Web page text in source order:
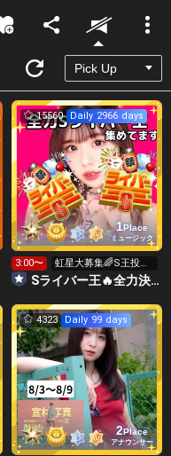
Unmute
1Place
ミュージック
15560 Daily 2966 days
3:00〜
虹星大募集🌈S王投げ
れます👑👑👑
Sライバー王🔥全力決勝🗽🌈Annnnnaの空⛱
2Place
アナウンサー
4323 Daily 99 days